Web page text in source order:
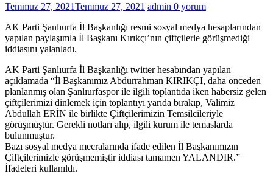
Temmuz 27, 2021Temmuz 27, 2021 admin 0 yorum
AK Parti Şanlıurfa İl Başkanlığı resmi sosyal medya hesaplarından
yapılan paylaşımla İl Başkanı Kırıkçı’nın çiftçilerle görüşmediği
iddiasını yalanladı.
AK Parti Şanlıurfa İl Başkanlığı twitter hesabından yapılan
açıklamada “İl Başkanımız Abdurrahman KIRIKÇI, daha önceden
planlanmış olan Şanlıurfaspor ile ilgili toplantıda iken habersiz gelen
çiftçilerimizi dinlemek için toplantıyı yarıda bırakıp, Valimiz
Abdullah ERİN ile birlikte Çiftçilerimizin Temsilcileriyle
görüşmüştür. Gerekli notları alıp, ilgili kurum ile temaslarda
bulunmuştur.
Bazı sosyal medya mecralarında ifade edilen İl Başkanımızın
Çiftçilerimizle görüşmemiştir iddiası tamamen YALANDIR.”
İfadeleri kullanıldı.